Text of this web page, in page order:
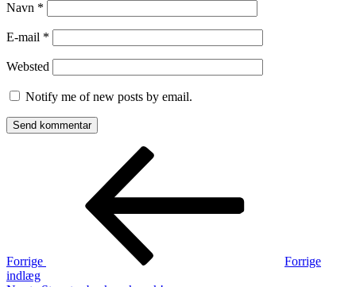
Navn *
E-mail *
Websted
Notify me of new posts by email.
Indlægsnavigation
Forrige
Forrige
indlæg